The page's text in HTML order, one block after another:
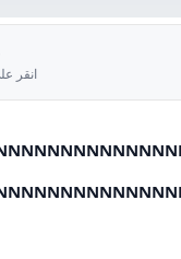
انقر